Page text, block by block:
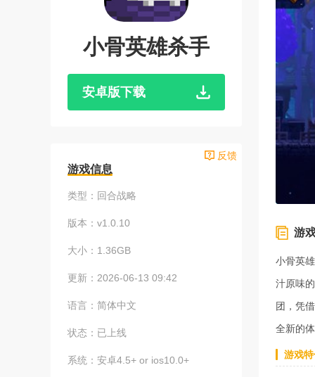
小骨英雄杀手
安卓版下载
游戏信息
反馈
类型： 回合战略
版本： v1.0.10
大小： 1.36GB
更新： 2026-06-13 09:42
语言： 简体中文
状态： 已上线
系统： 安卓4.5+ or ios10.0+
游
小骨英
汁原味
团，凭
全新的
游戏